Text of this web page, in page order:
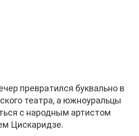
превратился буквально в
театра, а южноуральцы
с народным артистом
Цискаридзе.